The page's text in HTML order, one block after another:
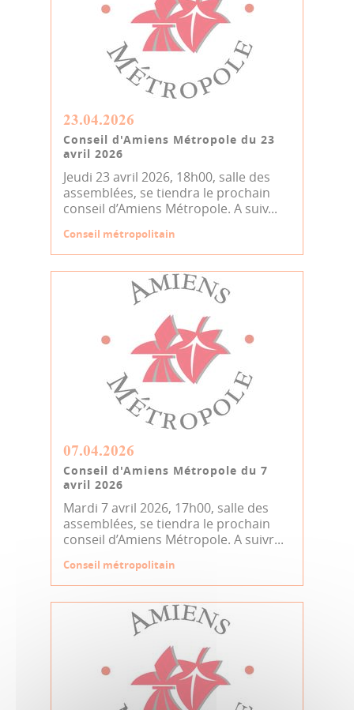
23.04.2026
Conseil d'Amiens Métropole du 23
avril 2026
Jeudi 23 avril 2026, 18h00, salle des
assemblées, se tiendra le prochain
conseil d’Amiens Métropole. A suiv...
Conseil métropolitain
07.04.2026
Conseil d'Amiens Métropole du 7
avril 2026
Mardi 7 avril 2026, 17h00, salle des
assemblées, se tiendra le prochain
conseil d’Amiens Métropole. A suivr...
Conseil métropolitain